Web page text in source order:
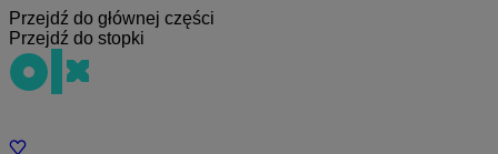
Przejdź do głównej części
Przejdź do stopki